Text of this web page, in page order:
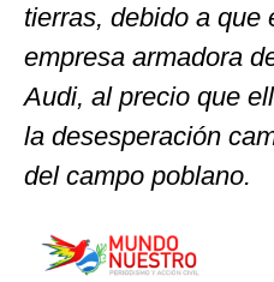
tierras, debido a que
empresa armadora
Audi, al precio que
la desesperación
del campo poblano.